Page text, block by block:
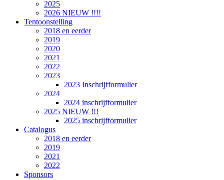
2025
2026 NIEUW !!!!
Tentoonstelling
2018 en eerder
2019
2020
2021
2022
2023
2023 Inschrijfformulier
2024
2024 inschrijfformulier
2025 NIEUW !!!
2025 inschrijfformulier
Catalogus
2018 en eerder
2019
2021
2022
Sponsors